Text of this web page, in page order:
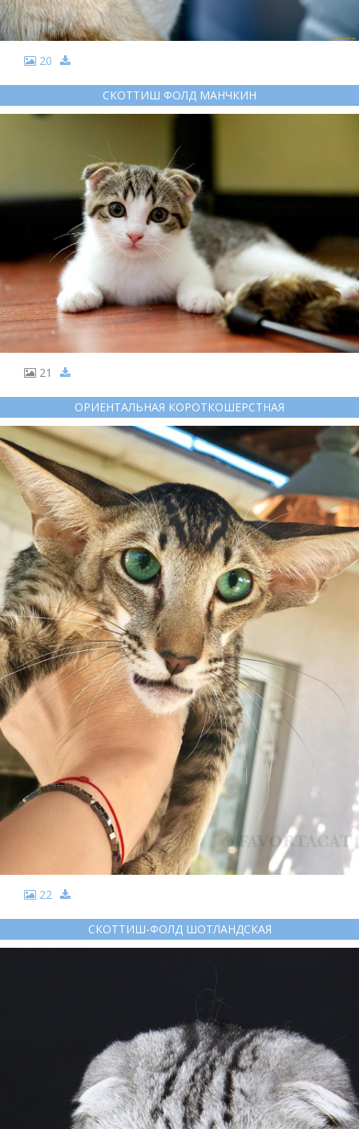
20
СКОТТИШ ФОЛД МАНЧКИН
21
ОРИЕНТАЛЬНАЯ КОРОТКОШЕРСТНАЯ
22
СКОТТИШ-ФОЛД ШОТЛАНДСКАЯ